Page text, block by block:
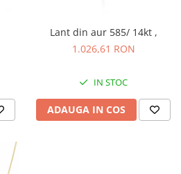
Lant din aur 585/ 14kt ,
1.026,61 RON
IN STOC
ADAUGA IN COS